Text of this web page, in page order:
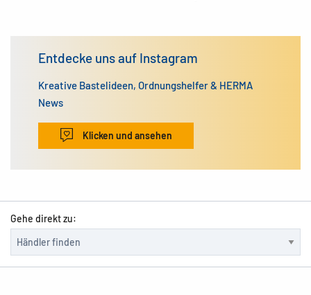
Entdecke uns auf Instagram
Kreative Bastelideen, Ordnungshelfer & HERMA
News
Klicken und ansehen
Gehe direkt zu: